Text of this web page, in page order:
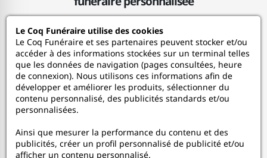
Le Coq Funéraire
Nos services
Mon Compte
Aide
Le Coq Funéraire utilise des cookies
Le Coq Funéraire et ses partenaires peuvent stocker et/ou
accéder à des informations stockées sur un terminal telles
que les données de navigation (pages consultées, heure
de connexion). Nous utilisons ces informations afin de
développer et améliorer les produits, sélectionner du
contenu personnalisé, des publicités standards et/ou
personnalisées.
Ainsi que mesurer la performance du contenu et des
publicités, créer un profil personnalisé de publicité et/ou
afficher un contenu personnalisé.